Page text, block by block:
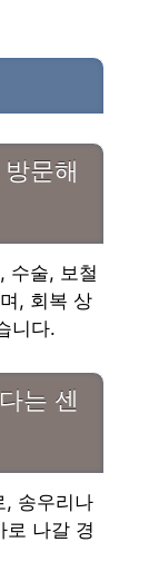
문해
수술, 보철
, 회복 상
니다.
는 센
, 송우리나
로 나갈 경